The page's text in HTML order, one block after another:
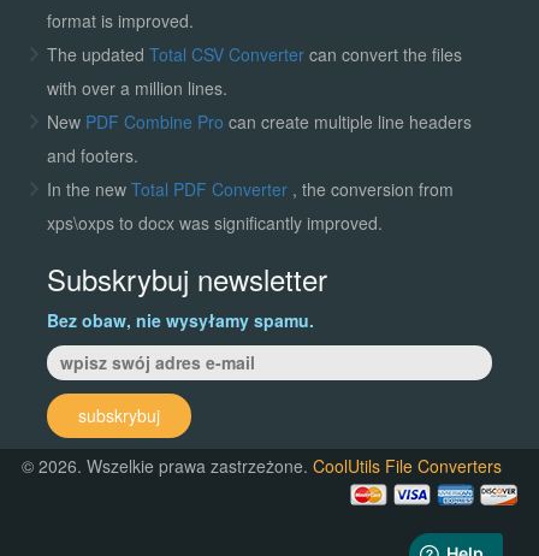
format is improved.
The updated Total CSV Convertercan convert the files
with over a million lines.
New PDF Combine Pro can create multiple line headers
and footers.
In the new Total PDF Converter , the conversion from
xps\oxps to docx was significantly improved.
Subskrybuj newsletter
Bez obaw, nie wysyłamy spamu.
subskrybuj
© 2026. Wszelkie prawa zastrzeżone.CoolUtils File Converters